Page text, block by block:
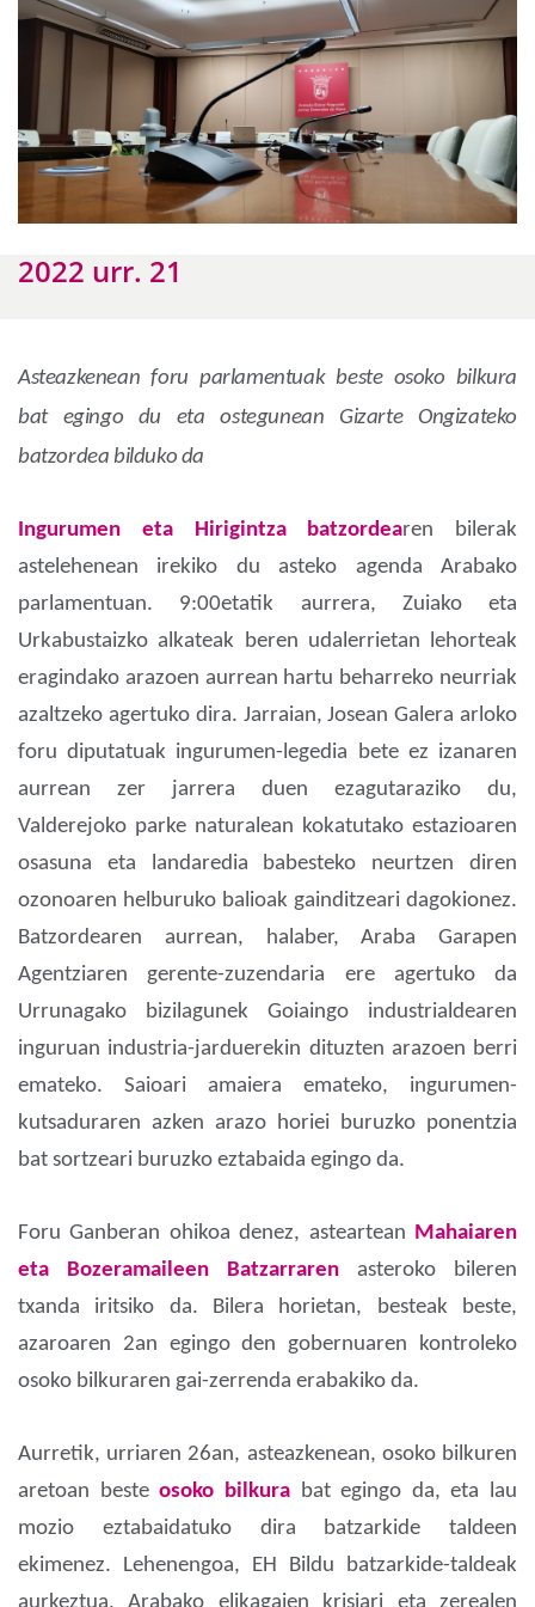
2022 urr. 21
Asteazkenean foru parlamentuak beste osoko bilkura
bat egingo du eta ostegunean Gizarte Ongizateko
batzordea bilduko da
Ingurumen eta Hirigintza batzordearen bilerak
astelehenean irekiko du asteko agenda Arabako
parlamentuan. 9:00etatik aurrera, Zuiako eta
Urkabustaizko alkateak beren udalerrietan lehorteak
eragindako arazoen aurrean hartu beharreko neurriak
azaltzeko agertuko dira. Jarraian, Josean Galera arloko
foru diputatuak ingurumen-legedia bete ez izanaren
aurrean zer jarrera duen ezagutaraziko du,
Valderejoko parke naturalean kokatutako estazioaren
osasuna eta landaredia babesteko neurtzen diren
ozonoaren helburuko balioak gainditzeari dagokionez.
Batzordearen aurrean, halaber, Araba Garapen
Agentziaren gerente-zuzendaria ere agertuko da
Urrunagako bizilagunek Goiaingo industrialdearen
inguruan industria-jarduerekin dituzten arazoen berri
emateko. Saioari amaiera emateko, ingurumen-
kutsaduraren azken arazo horiei buruzko ponentzia
bat sortzeari buruzko eztabaida egingo da.
Foru Ganberan ohikoa denez, asteartean Mahaiaren
eta Bozeramaileen Batzarraren asteroko bileren
txanda iritsiko da. Bilera horietan, besteak beste,
azaroaren 2an egingo den gobernuaren kontroleko
osoko bilkuraren gai-zerrenda erabakiko da.
Aurretik, urriaren 26an, asteazkenean, osoko bilkuren
aretoan besteosoko bilkurabat egingo da, eta lau
mozio eztabaidatuko dira batzarkide taldeen
ekimenez. Lehenengoa, EH Bildu batzarkide-taldeak